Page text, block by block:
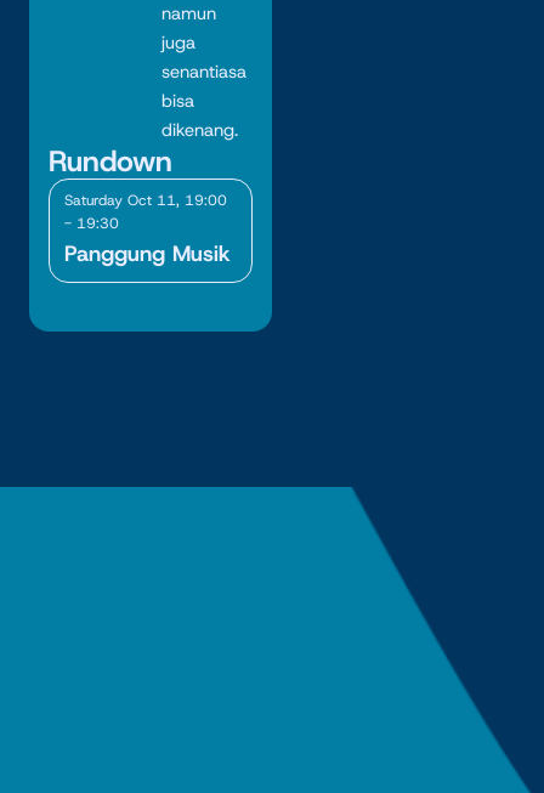
namun
juga
senantiasa
bisa
dikenang.
Rundown
Saturday Oct 11, 19:00
- 19:30
Panggung Musik